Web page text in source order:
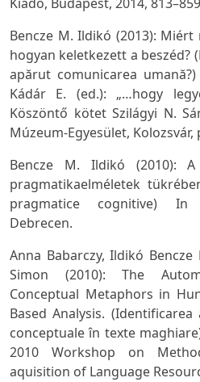
Bencze M. Ildikó (2013):
hogyan keletkezett a beszéd?
apărut comunicarea
Kádár E. (ed.): „…hogy
Köszöntő kötet Szilágyi N.
Múzeum-Egyesület, Kolozsvár,
Bencze M. Ildikó (2010):
pragmatikaelméletek
pragmatice cognitive) In
Debrecen.
Anna Babarczy, Ildikó
Simon (2010): The
Conceptual Metaphors in
Based Analysis.
conceptuale în texte
2010 Workshop on
aquisition of Language